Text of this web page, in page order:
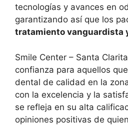
tecnologías y avances en
garantizando así que los
tratamiento vanguardista
Smile Center – Santa
confianza para aquellos
dental de calidad en la
con la excelencia y la
se refleja en su alta
opiniones positivas de